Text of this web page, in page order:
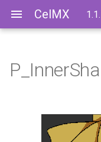
CelMX
インストールとアン
レンダリングエンジ
ライセンス認証
エフェクトの適用方
パラメータリファレ